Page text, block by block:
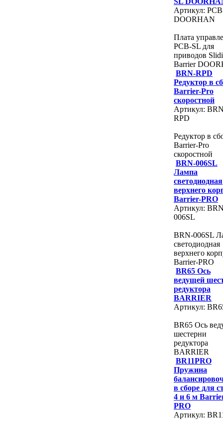
Артикул:
DOORHAN
Плата
PCB-SL для
приводов
Barrier
BRN-RPD
Редуктор в
Barrier-Pro
скоростной
Артикул:
RPD
Редуктор в
Barrier-Pro
скоростной
BRN-006SL
Лампа
светодиодная
верхнего
Barrier-PRO
Артикул:
006SL
BRN-006SL
светодиодная
верхнего
Barrier-PRO
BR65 Ось
ведущей
редуктора
BARRIER
Артикул:
BR65 Ось
шестерни
редуктора
BARRIER
BR11PRO
Пружина
в сборе для
4 и 6 м
PRO
Артикул: